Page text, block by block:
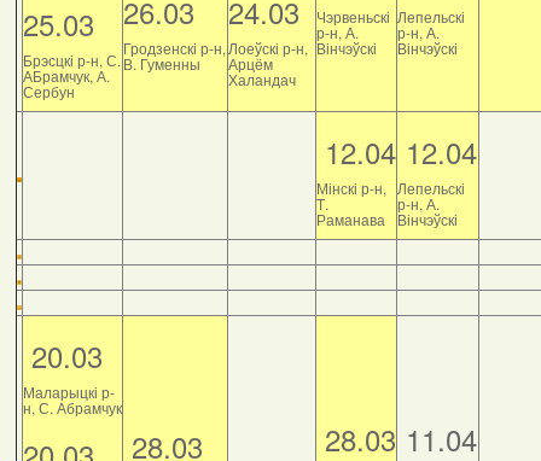
25.03
Брэсцкі р-н, С.
АБрамчук, А.
Сербун
26.03
Гродзенскі р-н,
В. Гуменны
24.03
Лоеўскі р-н,
Арцём
Халандач
Чэрвеньскі
р-н, А.
Вінчэўскі
Лепельскі
р-н, А.
Вінчэўскі
12.04
Мінскі р-н,
Т.
Раманава
12.04
Лепельскі
р-н, А.
Вінчэўскі
20.03
Маларыцкі р-
н, С. Абрамчук
28.03 28.03 11.04